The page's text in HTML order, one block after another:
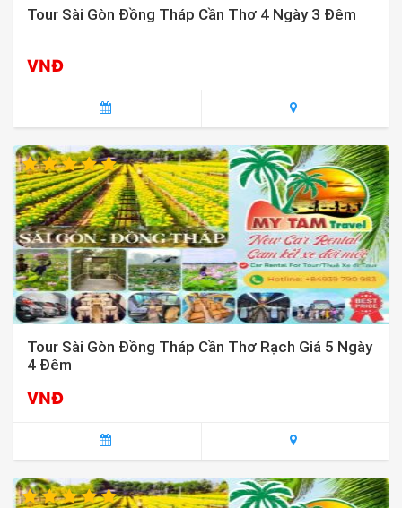
Tour Sài Gòn Đồng Tháp Cần Thơ 4 Ngày 3 Đêm
VNĐ
Tour Sài Gòn Đồng Tháp Cần Thơ Rạch Giá 5 Ngày
4 Đêm
VNĐ